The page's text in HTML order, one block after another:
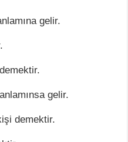
gelir.
gelir.
demektir.